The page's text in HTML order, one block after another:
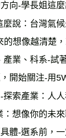
向-學長姐這
麼說：台灣氣
的想像越清楚
產業、科系-試
開始關注-用
探索產業：人
：想像你的未
體-選系前，